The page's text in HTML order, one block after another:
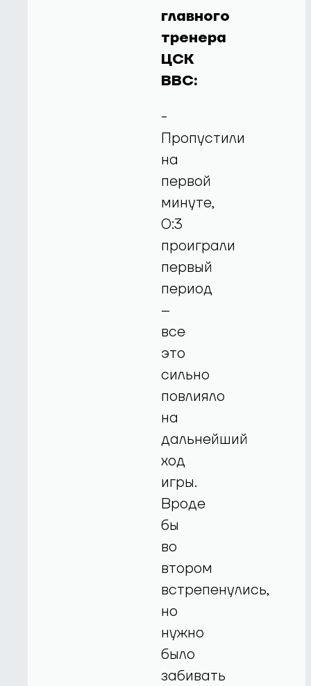
главного
тренера
ЦСК
ВВС:
-
Пропустили
на
первой
минуте,
0:3
проиграли
первый
период
–
все
это
сильно
повлияло
на
дальнейший
ход
игры.
Вроде
бы
во
втором
встрепенулись,
но
нужно
было
забивать